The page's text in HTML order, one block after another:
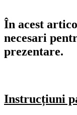
În acest
necesari
prezentare.
Instrucțiuni